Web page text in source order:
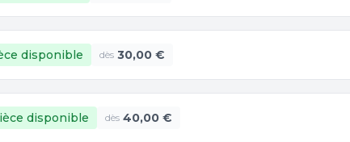
disponible dès 30,00 €
disponible dès 40,00 €